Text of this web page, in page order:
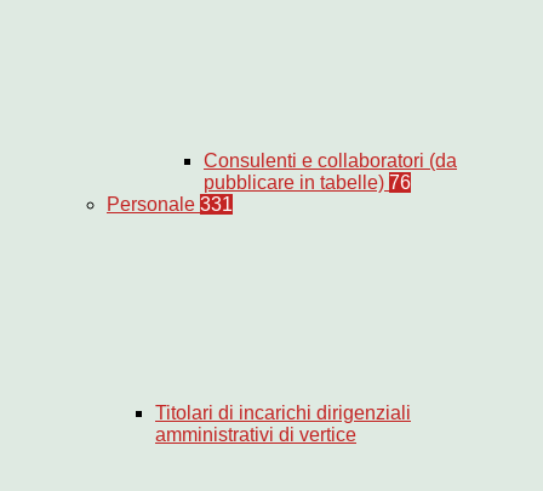
Consulenti e collaboratori (da
pubblicare in tabelle) 76
Personale 331
Titolari di incarichi dirigenziali
amministrativi di vertice